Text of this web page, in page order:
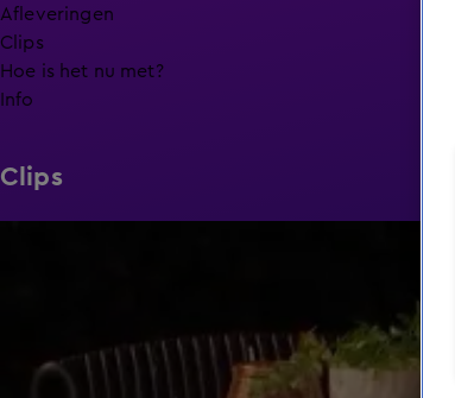
Afleveringen
Clips
Hoe is het nu met?
Info
Clips